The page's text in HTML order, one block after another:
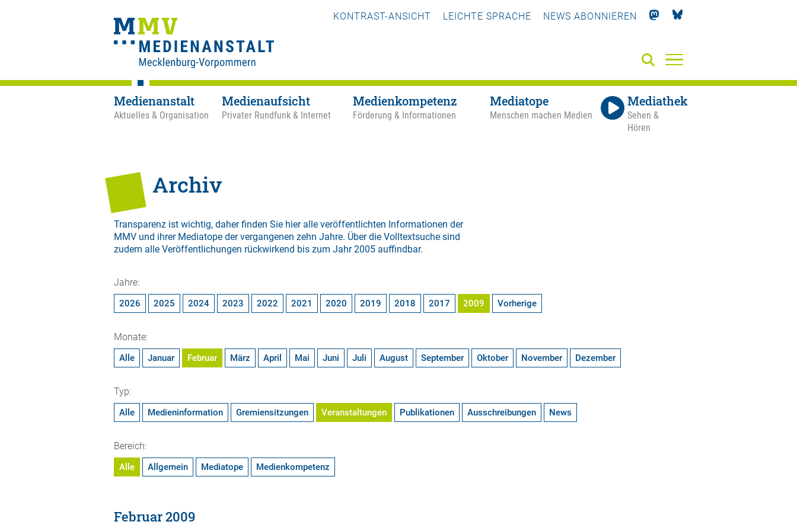
KONTRAST-ANSICHT LEICHTE SPRACHE NEWS ABONNIEREN
Medienanstalt
Aktuelles & Organisation
Medienaufsicht
Privater Rundfunk & Internet
Medienkompetenz
Förderung & Informationen
Mediatope
Menschen machen Medien
Mediathek
Sehen &
Hören
Archiv
Transparenz ist wichtig, daher finden Sie hier alle veröffentlichten Informationen der
MMV und ihrer Mediatope der vergangenen zehn Jahre. Über die Volltextsuche sind
zudem alle Veröffentlichungen rückwirkend bis zum Jahr 2005 auffindbar.
Jahre:
2026 2025 2024 2023 2022 2021 2020 2019 2018 2017 2009 Vorherige
Monate:
Alle Januar Februar März April Mai Juni Juli August September Oktober November Dezember
Typ:
Alle Medieninformation Gremiensitzungen Veranstaltungen Publikationen Ausschreibungen News
Bereich:
Alle Allgemein Mediatope Medienkompetenz
Februar 2009